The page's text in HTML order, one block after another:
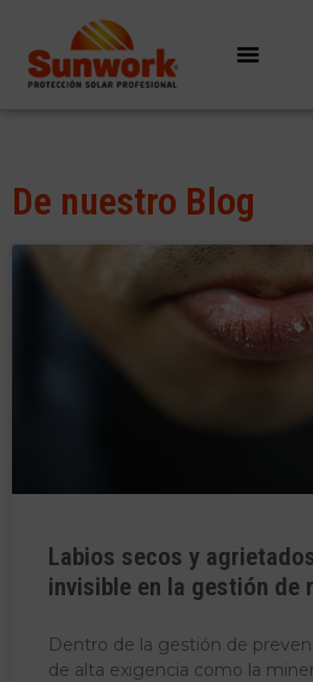
De nuestro Blog
Labios secos y
invisible en la gestión de
Dentro de la gestión de
de alta exigencia como la